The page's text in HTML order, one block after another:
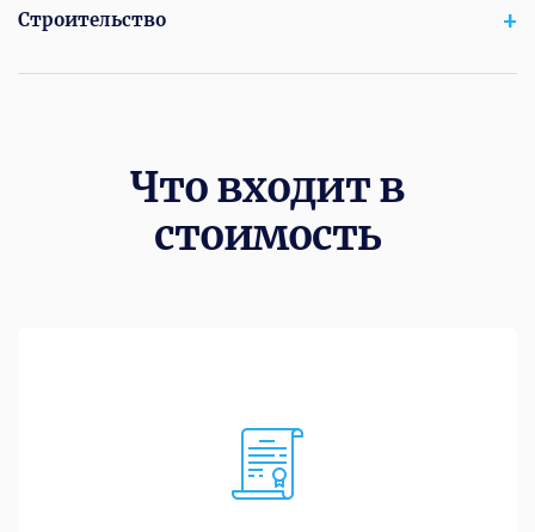
Строительство
Что входит в
стоимость